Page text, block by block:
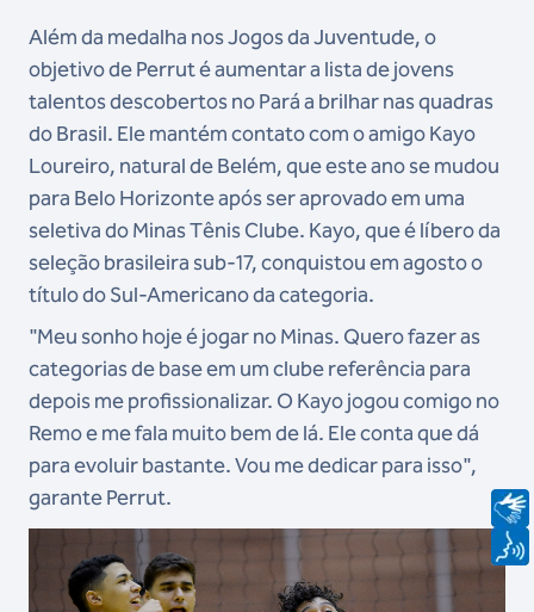
Além da medalha nos Jogos da Juventude, o
objetivo de Perrut é aumentar a lista de jovens
talentos descobertos no Pará a brilhar nas quadras
do Brasil. Ele mantém contato com o amigo Kayo
Loureiro, natural de Belém, que este ano se mudou
para Belo Horizonte após ser aprovado em uma
seletiva do Minas Tênis Clube. Kayo, que é líbero da
seleção brasileira sub-17, conquistou em agosto o
título do Sul-Americano da categoria.
"Meu sonho hoje é jogar no Minas. Quero fazer as
categorias de base em um clube referência para
depois me profissionalizar. O Kayo jogou comigo no
Remo e me fala muito bem de lá. Ele conta que dá
para evoluir bastante. Vou me dedicar para isso",
garante Perrut.